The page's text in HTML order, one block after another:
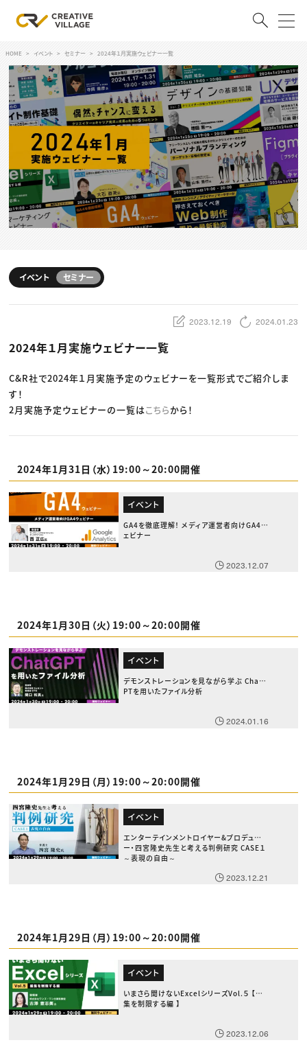
ログイン 会員登録
RECRUIT
クリエイター求人を探す
CREATIVE JOB求人検索
特集求人
採用説明会
転職支援サービス
CONTENTS
スキルアップしたい！ トップ
デザイン
動画配信・映像制作
ディレクション
業界解説・キャリア事情
TOP Creator’s コラム
ゲームクリエイター
映像クリエイター
クリエイターインタビュー
C＆R Magazine
ニュース・トレンド トップ
Web
映像
ゲーム・エンタメ
出版
プロフェッショナル×つながる×メディア
HOME イベント セミナー 2024年１月実施ウェビナー一覧
イベント セミナー
2023.12.19 2024.01.23
2024年１月実施ウェビナー一覧
C&R社で2024年１月実施予定のウェビナーを一覧形式でご紹介しま
す！
2月実施予定ウェビナーの一覧はこちらから！
2024年1月31日（水）19:00～20:00開催
イベント
GA4を徹底理解！ メディア運営者向けGA4ウ
ェビナー
2023.12.07
2024年1月30日（火）19:00～20:00開催
イベント
デモンストレーションを見ながら学ぶ ChatG
PTを用いたファイル分析
2024.01.16
2024年1月29日（月）19:00～20:00開催
イベント
エンターテインメントロイヤー&プロデューサ
ー・四宮隆史先生と考える判例研究 CASE１
～表現の自由～
2023.12.21
2024年1月29日（月）19:00～20:00開催
イベント
いまさら聞けないExcelシリーズVol.５ 【編
集を制限する編 】
2023.12.06